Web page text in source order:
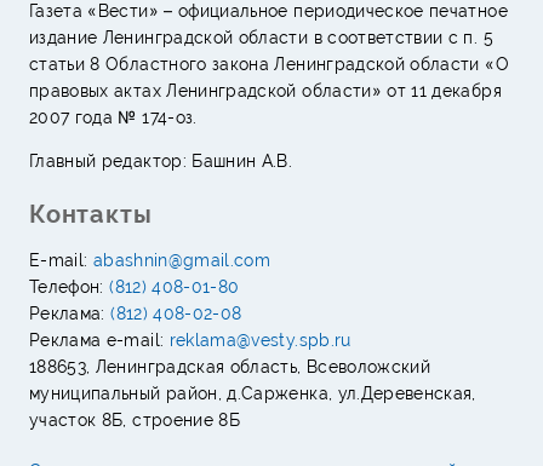
Газета «Вести» – официальное периодическое печатное
издание Ленинградской области в соответствии с п. 5
статьи 8 Областного закона Ленинградской области «О
правовых актах Ленинградской области» от 11 декабря
2007 года № 174-оз.
Главный редактор: Башнин А.В.
Контакты
E-mail: abashnin@gmail.com
Телефон:(812) 408-01-80
Реклама:(812) 408-02-08
Реклама e-mail: reklama@vesty.spb.ru
188653, Ленинградская область, Всеволожский
муниципальный район, д.Сарженка, ул.Деревенская,
участок 8Б, строение 8Б